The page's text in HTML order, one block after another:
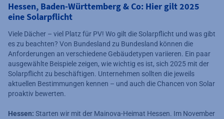
Hessen, Baden-Württemberg & Co: Hier gilt 2025
eine Solarpflicht
Viele Dächer – viel Platz für PV! Wo gilt die Solarpflicht und was gibt
es zu beachten? Von Bundesland zu Bundesland können die
Anforderungen an verschiedene Gebäudetypen variieren. Ein paar
ausgewählte Beispiele zeigen, wie wichtig es ist, sich 2025 mit der
Solarpflicht zu beschäftigen. Unternehmen sollten die jeweils
aktuellen Bestimmungen kennen – und auch die Chancen von Solar
proaktiv bewerten.
Hessen: Starten wir mit der Mainova-Heimat Hessen. Im November